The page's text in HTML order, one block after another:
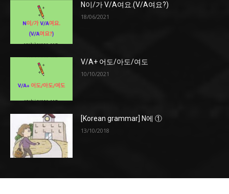
N이/가 V/A여요.(V/A여요?)
18/06/2021
V/A+ 어도/아도/여도
10/10/2021
[Korean grammar] N에 ①
13/10/2018